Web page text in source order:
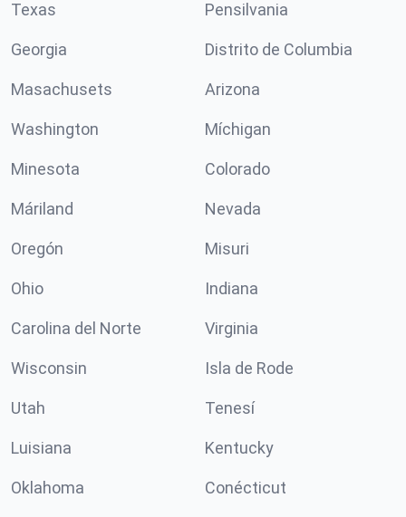
Texas Pensilvania
Georgia Distrito de Columbia
Masachusets Arizona
Washington Míchigan
Minesota Colorado
Máriland Nevada
Oregón Misuri
Ohio Indiana
Carolina del Norte Virginia
Wisconsin Isla de Rode
Utah Tenesí
Luisiana Kentucky
Oklahoma Conécticut